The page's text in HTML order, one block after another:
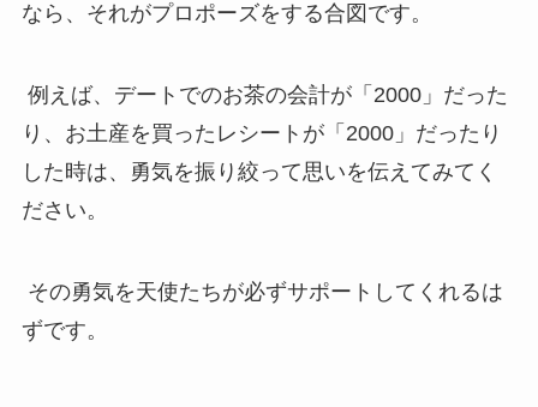
なら、それがプロポーズをする合図です。
例えば、デートでのお茶の会計が「2000」だった
り、お土産を買ったレシートが「2000」だったり
した時は、勇気を振り絞って思いを伝えてみてく
ださい。
その勇気を天使たちが必ずサポートしてくれるは
ずです。